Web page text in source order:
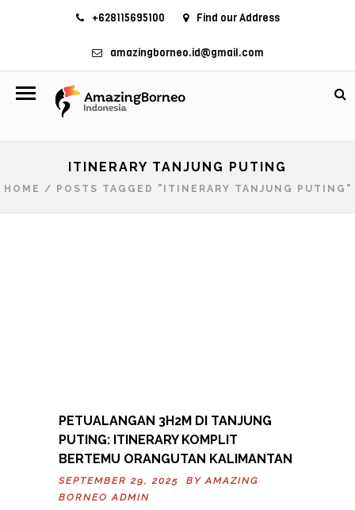
+628115695100 Find our Address
amazingborneo.id@gmail.com
ITINERARY TANJUNG PUTING
HOME / POSTS TAGGED "ITINERARY TANJUNG PUTING"
PETUALANGAN 3H2M DI TANJUNG
PUTING: ITINERARY KOMPLIT
BERTEMU ORANGUTAN KALIMANTAN
SEPTEMBER 29, 2025 BY AMAZING
BORNEO ADMIN